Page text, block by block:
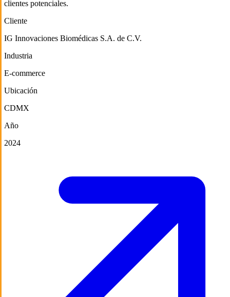
clientes potenciales.
Cliente
IG Innovaciones Biomédicas S.A. de C.V.
Industria
E-commerce
Ubicación
CDMX
Año
2024